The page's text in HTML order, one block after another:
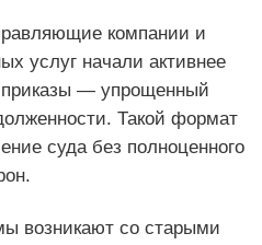
компании и
услуг начали активнее
приказы — упрощенный
Такой формат
суда без полноценного
возникают со старыми